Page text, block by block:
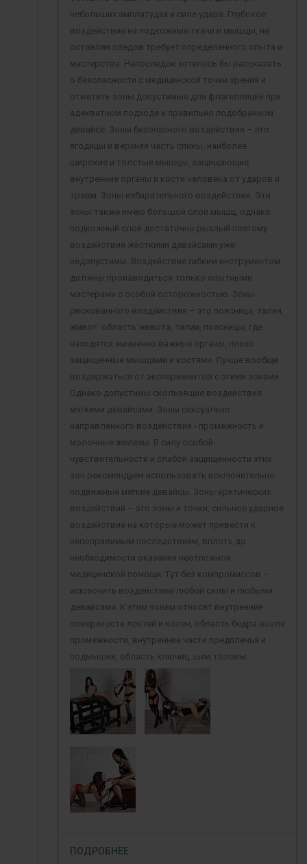
небольших амплитудах и силе удара. Глубокое
воздействие на подкожные ткани и мышцы, не
оставляя следов требует определённого опыта и
мастерства. Напоследок хотелось бы рассказать
о безопасности с медицинской точки зрения и
отметить зоны допустимые для флагелляций при
адекватном подходе и правильно подобранном
девайсе: Зоны безопасного воздействия – это
ягодицы и верхняя часть спины, наиболее
широкие и толстые мышцы, защищающие
внутренние органы и кости человека от ударов и
травм. Зоны избирательного воздействия. Эти
зоны также имею большой слой мышц, однако
подкожный слой достаточно рыхлый поэтому
воздействия жёсткими девайсами уже
недопустимы. Воздействие гибким инструментом
должны производиться только опытными
мастерами с особой осторожностью. Зоны
рискованного воздействия – это поясница, талия,
живот. область живота, талии, поясницы, где
находятся жизненно важные органы, плохо
защищенные мышцами и костями. Лучше вообще
воздержаться от экспериментов с этими зонами.
Однако допустимы скользящие воздействия
мягкими девайсами. Зоны сексуально
направленного воздействия - промежность и
молочные железы. В силу особой
чувствительности и слабой защищенности этих
зон рекомендуем использовать исключительно
подвижные мягкие девайсы. Зоны критических
воздействий – это зоны и точки, сильное ударное
воздействие на которые может привести к
непоправимым последствиям, вплоть до
необходимости оказания неотложной
медицинской помощи. Тут без компромиссов –
исключить воздействие любой силы и любыми
девайсами. К этим зонам относят внутренние
поверхности локтей и колен, область бедра возле
промежности, внутренние части предплечья и
подмышки, область ключиц, шеи, головы.
ПОДРОБНЕЕ